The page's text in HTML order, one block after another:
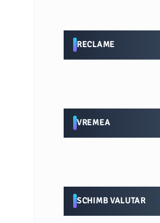
RECLAME
VREMEA
SCHIMB VALUTAR